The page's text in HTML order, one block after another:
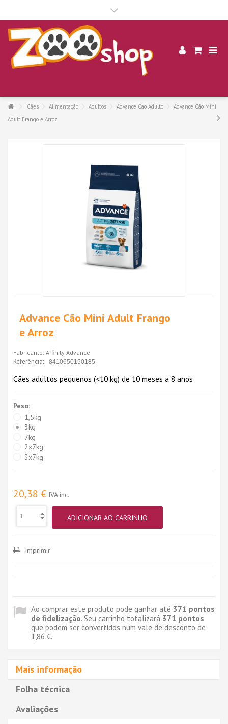
Cães Alimentação Adultos Advance Cao Adulto
Advance Cão Mini
Adult Frango e Arroz
Advance Cão Mini Adult Frango
e Arroz
Fabricante: Affinity Advance
Referência: 8410650150185
Cães adultos pequenos (<10 kg) de 10 meses a 8 anos
Peso:
1,5kg
3kg
7kg
2x7kg
3x7kg
20,38 € IVA inc.
ADICIONAR AO CARRINHO
Imprimir
Ao comprar este produto pode ganhar até 371 pontos
de fidelização. Seu carrinho totalizará 371 pontos
que podem ser convertidos num vale de desconto de
1,86 €.
Mais informação
Folha técnica
Avaliações